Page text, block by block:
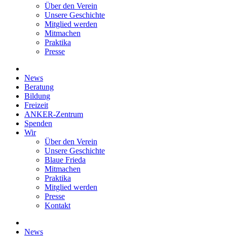
Über den Verein
Unsere Geschichte
Mitglied werden
Mitmachen
Praktika
Presse
News
Beratung
Bildung
Freizeit
ANKER-Zentrum
Spenden
Wir
Über den Verein
Unsere Geschichte
Blaue Frieda
Mitmachen
Praktika
Mitglied werden
Presse
Kontakt
News